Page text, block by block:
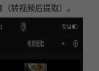
转视频后提取）。